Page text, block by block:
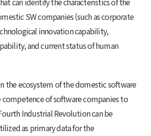
SW companies (such as corporate
innovation capability,
and current status of human
the ecosystem of the domestic software
of software companies to
Industrial Revolution can be
as primary data for the